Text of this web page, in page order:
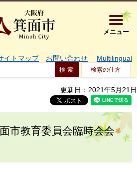
大阪府箕
メニュー
イトマップ お問い合わせ Multilingual
検索の仕方
更新日：2021年5月21日
市教育委員会臨時会会